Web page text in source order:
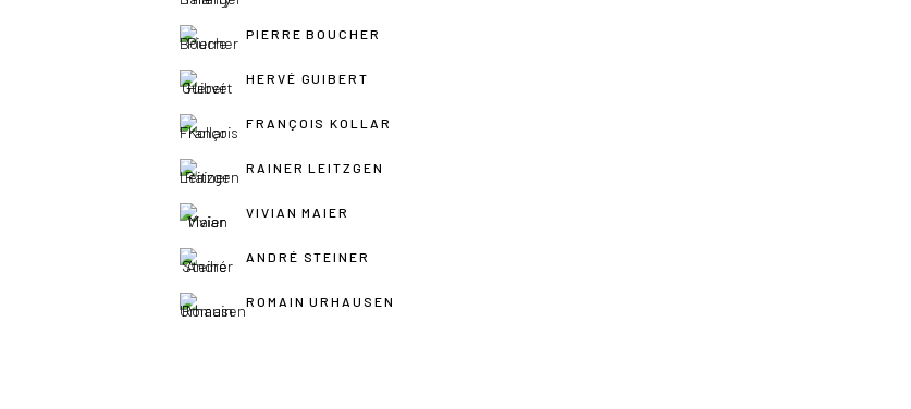
PIERRE BOUCHER
HERVÉ GUIBERT
FRANÇOIS KOLLAR
RAINER LEITZGEN
VIVIAN MAIER
ANDRÉ STEINER
ROMAIN URHAUSEN